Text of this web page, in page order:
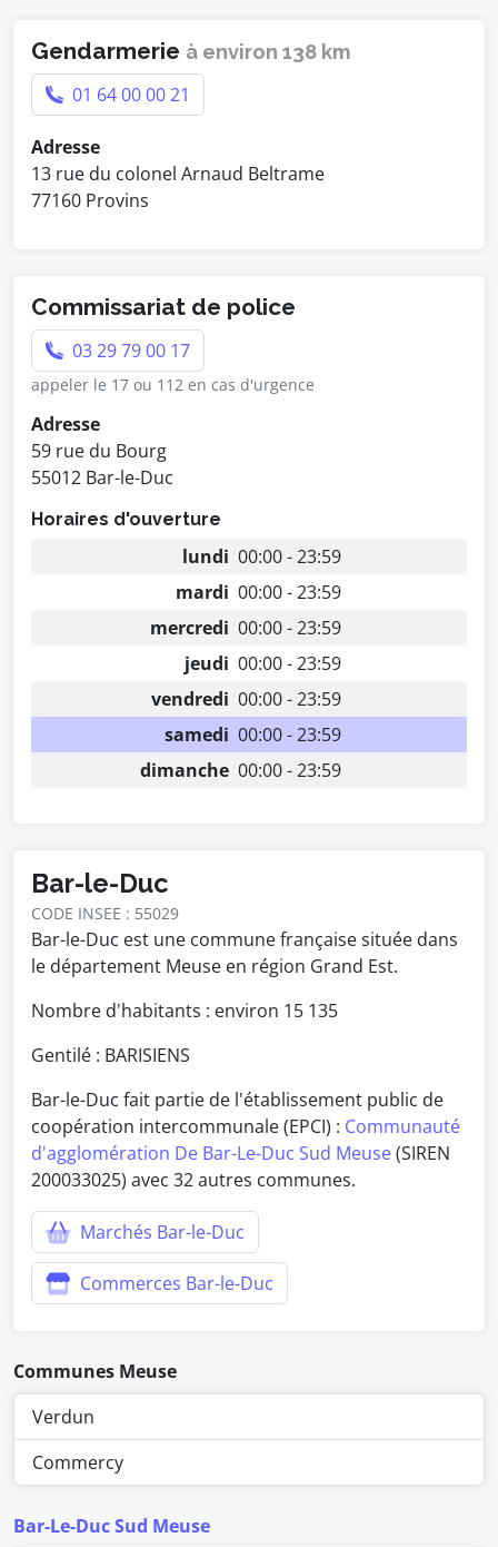
Gendarmerie à environ 138 km
01 64 00 00 21
Adresse
13 rue du colonel Arnaud Beltrame
77160 Provins
Commissariat de police
03 29 79 00 17
appeler le 17 ou 112 en cas d'urgence
Adresse
59 rue du Bourg
55012 Bar-le-Duc
Horaires d'ouverture
lundi 00:00 - 23:59
mardi 00:00 - 23:59
mercredi 00:00 - 23:59
jeudi 00:00 - 23:59
vendredi 00:00 - 23:59
samedi 00:00 - 23:59
dimanche 00:00 - 23:59
Bar-le-Duc
CODE INSEE : 55029
Bar-le-Duc est une commune française située dans
le département Meuse en région Grand Est.
Nombre d'habitants : environ 15 135
Gentilé : BARISIENS
Bar-le-Duc fait partie de l'établissement public de
coopération intercommunale (EPCI) : Communauté
d'agglomération De Bar-Le-Duc Sud Meuse(SIREN
200033025) avec 32 autres communes.
Marchés Bar-le-Duc
Commerces Bar-le-Duc
Communes Meuse
Verdun
Commercy
Bar-Le-Duc Sud Meuse